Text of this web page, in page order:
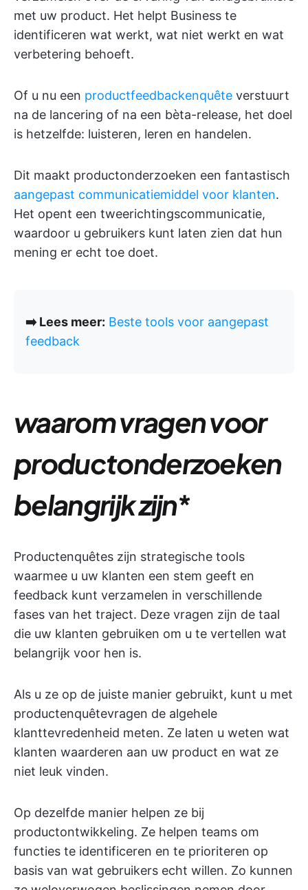
met uw product. Het helpt Business te
identificeren wat werkt, wat niet werkt en wat
verbetering behoeft.
Of u nu een productfeedbackenquête verstuurt
na de lancering of na een bèta-release, het doel
is hetzelfde: luisteren, leren en handelen.
Dit maakt productonderzoeken een fantastisch
aangepast communicatiemiddel voor klanten.
Het opent een tweerichtingscommunicatie,
waardoor u gebruikers kunt laten zien dat hun
mening er echt toe doet.
➡️ Lees meer: Beste tools voor aangepast
feedback
waarom vragen voor
productonderzoeken
belangrijk zijn*
Productenquêtes zijn strategische tools
waarmee u uw klanten een stem geeft en
feedback kunt verzamelen in verschillende
fases van het traject. Deze vragen zijn de taal
die uw klanten gebruiken om u te vertellen wat
belangrijk voor hen is.
Als u ze op de juiste manier gebruikt, kunt u met
productenquêtevragen de algehele
klanttevredenheid meten. Ze laten u weten wat
klanten waarderen aan uw product en wat ze
niet leuk vinden.
Op dezelfde manier helpen ze bij
productontwikkeling. Ze helpen teams om
functies te identificeren en te prioriteren op
basis van wat gebruikers echt willen. Zo kunnen